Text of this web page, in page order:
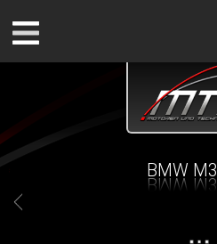
BMW M3